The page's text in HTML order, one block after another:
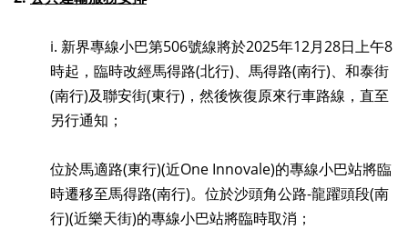
i. 新界專線小巴第506號線將於2025年12月28日上午8
時起，臨時改經馬得路(北行)、馬得路(南行)、和泰街
(南行)及聯安街(東行) ，然後恢復原來行車路線，直至
另行通知；
位於馬適路(東行)(近One Innovale)的專線小巴站將臨
時遷移至馬得路(南行)。位於沙頭角公路-龍躍頭段(南
行)(近樂天街)的專線小巴站將臨時取消；